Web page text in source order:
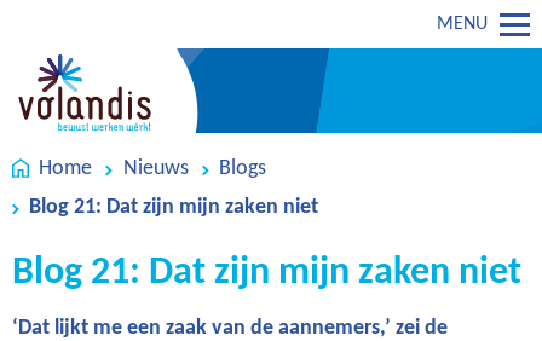
MENU
Home Nieuws
Blogs
Blog 21: Dat zijn mijn zaken niet
Blog 21: Dat zijn mijn zaken niet
‘Dat lijkt me een zaak van de aannemers,’ zei de